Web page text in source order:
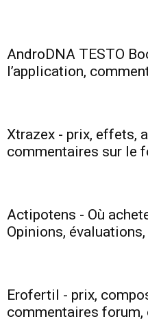
AndroDNA TESTO
l’application,
Xtrazex - prix, effets,
commentaires sur le
Actipotens - Où
Opinions,
Erofertil - prix,
commentaires forum,